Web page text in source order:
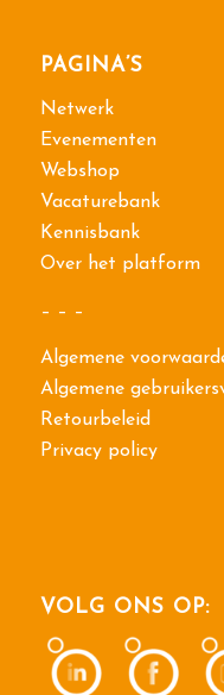
PAGINA’S
Netwerk
Evenementen
Webshop
Vacaturebank
Kennisbank
Over het platform
– – –
Algemene
Algemene
Retourbeleid
Privacy policy
VOLG ONS OP: